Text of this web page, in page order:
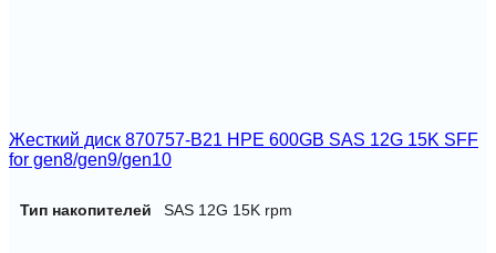
Жесткий диск 870757-B21 HPE 600GB SAS 12G 15K SFF
for gen8/gen9/gen10
Тип накопителей SAS 12G 15K rpm